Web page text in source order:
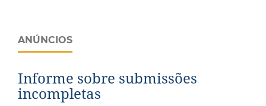
ANÚNCIOS
Informe sobre submissões
incompletas